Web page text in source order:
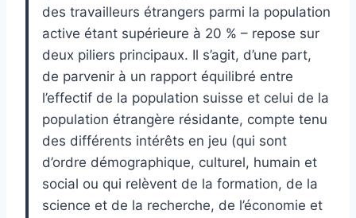
des travailleurs étrangers parmi la population
active étant supérieure à 20 % – repose sur
deux piliers principaux. Il s’agit, d’une part,
de parvenir à un rapport équilibré entre
l’effectif de la population suisse et celui de la
population étrangère résidante, compte tenu
des différents intérêts en jeu (qui sont
d’ordre démographique, culturel, humain et
social ou qui relèvent de la formation, de la
science et de la recherche, de l’économie et